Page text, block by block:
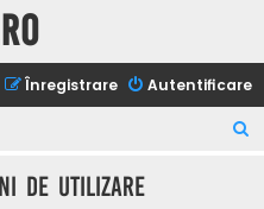
Autentificare
Înregistrare
de utilizare